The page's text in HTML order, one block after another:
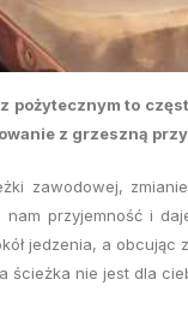
pożytecznym to
z grzeszną
zawodowej,
przyjemność i
jedzenia, a obcując
ścieżka nie jest dla